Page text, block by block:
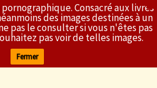
Consacré aux livres
des images destinées à un
pas le consulter si vous n'êtes pas
pas voir de telles images.
Fermer